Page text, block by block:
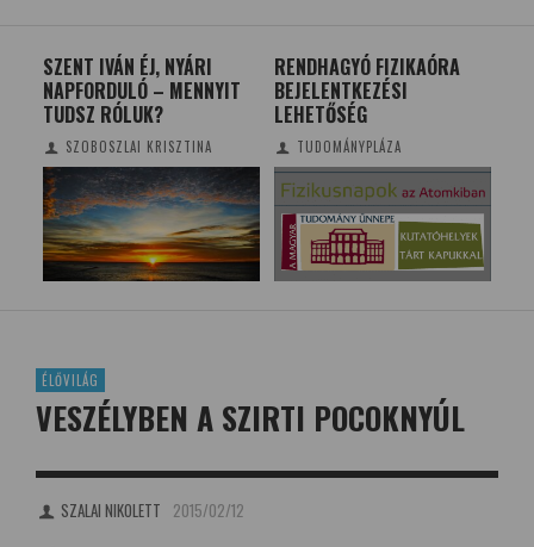
RENDHAGYÓ FIZIKAÓRA
BEJELENTKEZÉSI
LEHETŐSÉG
TUDOMÁNYPLÁZA
WEBSZERVERREL A GÉNEK
NYOMÁBAN
TUDOMÁNYPLÁZA/ELTE
ÉLŐVILÁG
VESZÉLYBEN A SZIRTI POCOKNYÚL
SZALAI NIKOLETT 2015/02/12